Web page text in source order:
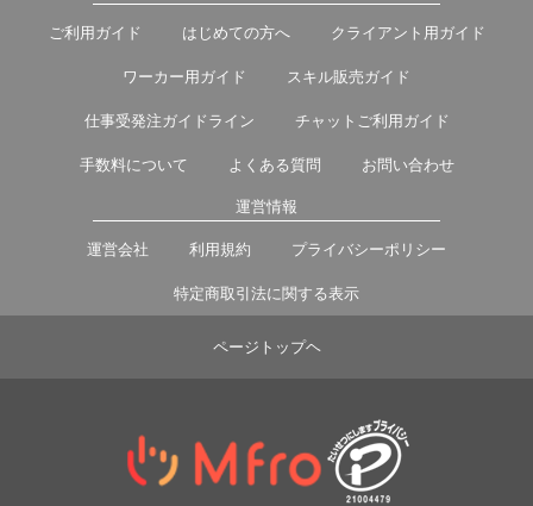
ご利用ガイド はじめての方へ クライアント用ガイド
ワーカー用ガイド スキル販売ガイド
仕事受発注ガイドライン チャットご利用ガイド
手数料について よくある質問 お問い合わせ
運営情報
運営会社 利用規約 プライバシーポリシー
特定商取引法に関する表示
ページトップヘ